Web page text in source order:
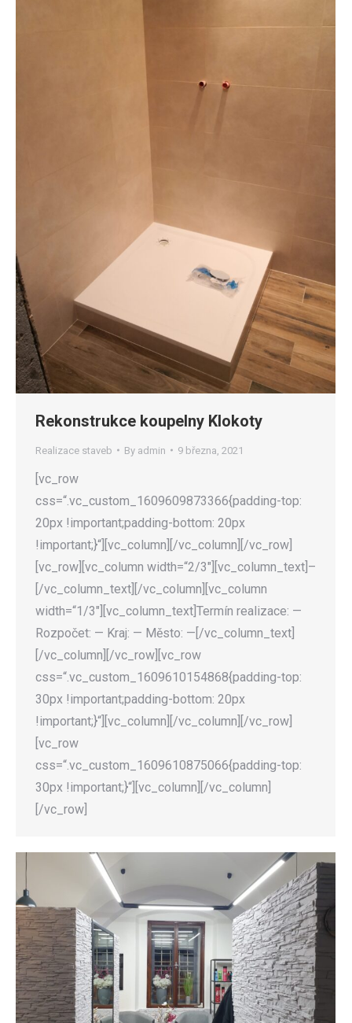
Rekonstrukce koupelny Klokoty
Realizace staveb By admin 9 března, 2021
[vc_row
css=“.vc_custom_1609609873366{padding-top:
20px !important;padding-bottom: 20px
!important;}“][vc_column][/vc_column][/vc_row]
[vc_row][vc_column width=“2/3″][vc_column_text]–
[/vc_column_text][/vc_column][vc_column
width=“1/3″][vc_column_text]Termín realizace: —
Rozpočet: — Kraj: — Město: —[/vc_column_text]
[/vc_column][/vc_row][vc_row
css=“.vc_custom_1609610154868{padding-top:
30px !important;padding-bottom: 20px
!important;}“][vc_column][/vc_column][/vc_row]
[vc_row
css=“.vc_custom_1609610875066{padding-top:
30px !important;}“][vc_column][/vc_column]
[/vc_row]